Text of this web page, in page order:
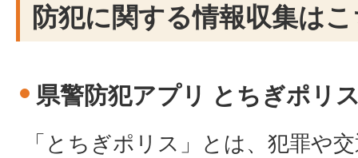
防犯に関する情報収集は
県警防犯アプリ とちぎポリ
「とちぎポリス」とは、犯罪や